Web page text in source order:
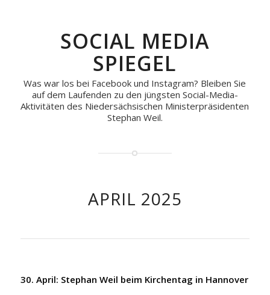
SOCIAL MEDIA
SPIEGEL
Was war los bei Facebook und Instagram? Bleiben Sie
auf dem Laufenden zu den jüngsten Social-Media-
Aktivitäten des Niedersächsischen Ministerpräsidenten
Stephan Weil.
APRIL 2025
30. April: Stephan Weil beim Kirchentag in Hannover